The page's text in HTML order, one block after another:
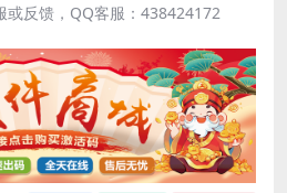
或反馈，QQ客服：438424172